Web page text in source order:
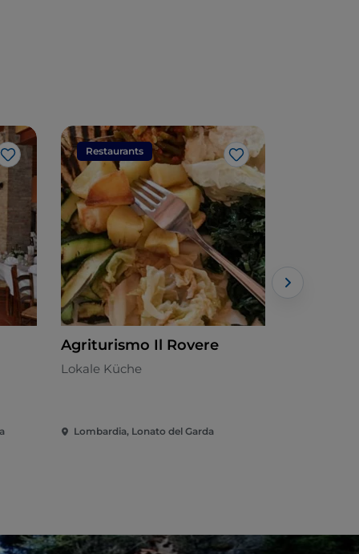
Like
Restaurants
Like
Agriturismo Il Rovere
Lokale Küche
Lombardia, Lonato del Garda